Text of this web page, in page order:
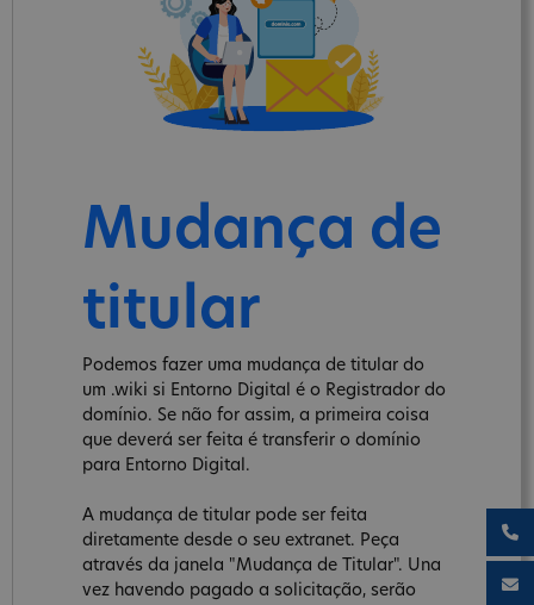
Mudança de
titular
Podemos fazer uma mudança de titular do
um .wiki si Entorno Digital é o Registrador do
domínio. Se não for assim, a primeira coisa
que deverá ser feita é transferir o domínio
para Entorno Digital.
A mudança de titular pode ser feita
diretamente desde o seu extranet. Peça
através da janela "Mudança de Titular". Una
vez havendo pagado a solicitação, serão